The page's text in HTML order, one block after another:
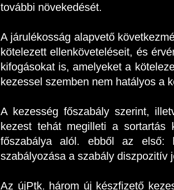
további növekedését.
A járulékosság alapvető
kötelezett ellenköveteléseit, és
kifogásokat is, amelyeket a
kezessel szemben nem hatályos a
A kezesség főszabály szerint,
kezest tehát megilleti a sortartás
főszabálya alól. ebből az első:
szabályozása a szabály diszpozitív
Az újPtk. három új készfizető